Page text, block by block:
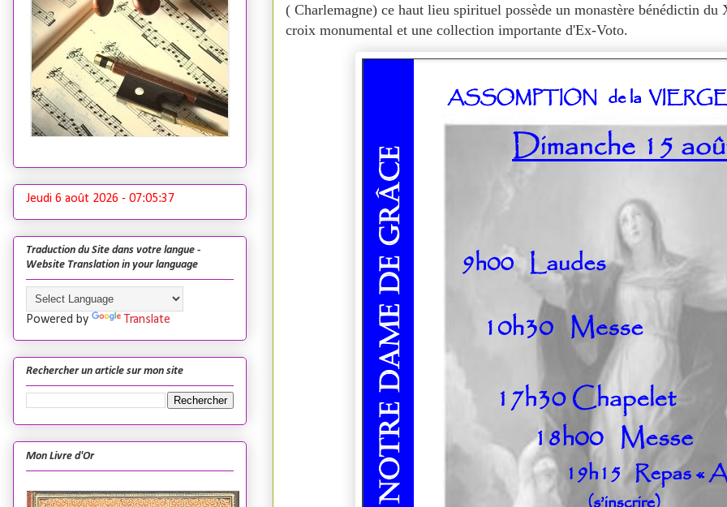
( Charlemagne) ce haut lieu spirituel possède un monastère bénédictin
croix monumental et une collection importante d'Ex-Voto.
Jeudi 6 août 2026 - 07:05:38
Traduction du Site dans votre langue -
Website Translation in your language
Powered by Translate
Rechercher un article sur mon site
Mon Livre d'Or